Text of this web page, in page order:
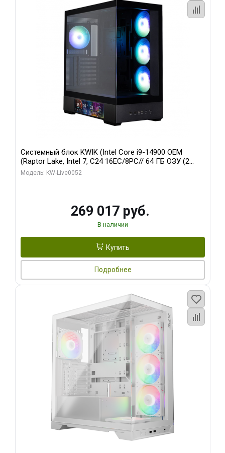
Системный блок KWIK (Intel Core i9-14900 OEM
(Raptor Lake, Intel 7, C24 16EC/8PC// 64 ГБ ОЗУ (2
модуля)/ Palit RTX5080 GAMINGPRO OC 16GB GDDR7
Модель: KW-Live0052
269 017 руб.
В наличии
Купить
Подробнее